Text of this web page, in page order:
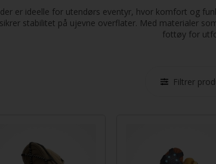
er ideelle for utendørs eventyr, hvor komfort og
stabilitet på ujevne overflater. Med materialer
fottøy for
Filtrer